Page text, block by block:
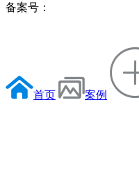
备案号：
首页 案例